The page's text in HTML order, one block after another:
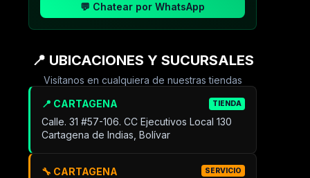
💬 Chatear por WhatsApp
📍 UBICACIONES Y SUCURSALES
Visítanos en cualquiera de nuestras tiendas
📍 CARTAGENA TIENDA
Calle. 31 #57-106. CC Ejecutivos Local 130
Cartagena de Indias, Bolívar
🔧 CARTAGENA SERVICIO